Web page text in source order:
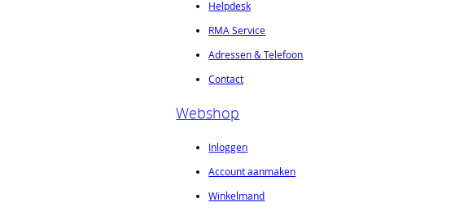
Helpdesk
RMA Service
Adressen & Telefoon
Contact
Webshop
Inloggen
Account aanmaken
Winkelmand